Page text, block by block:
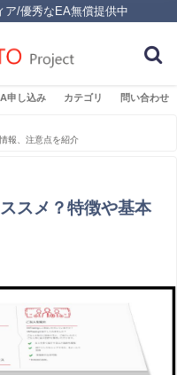
ア/優秀なEA無償提供中
申し込み カテゴリ 問い合わせ
報、注意点を紹介
スメ？特徴や基本